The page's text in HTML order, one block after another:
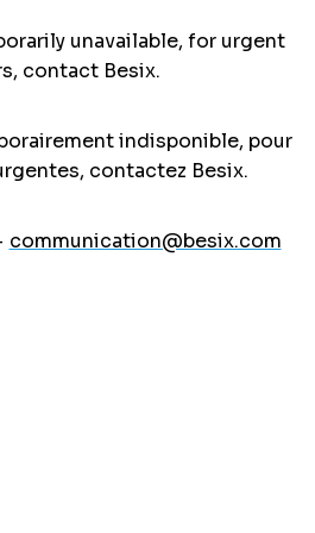
unavailable, for urgent
contact Besix.
indisponible, pour
contactez Besix.
communication@besix.com